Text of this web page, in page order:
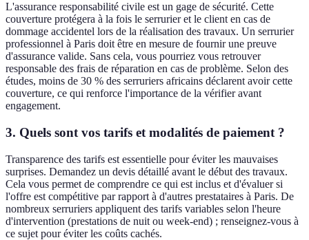
L'assurance responsabilité civile est un gage de sécurité. Cette
couverture protégera à la fois le serrurier et le client en cas de
dommage accidentel lors de la réalisation des travaux. Un serrurier
professionnel à Paris doit être en mesure de fournir une preuve
d'assurance valide. Sans cela, vous pourriez vous retrouver
responsable des frais de réparation en cas de problème. Selon des
études, moins de 30 % des serruriers africains déclarent avoir cette
couverture, ce qui renforce l'importance de la vérifier avant
engagement.
3. Quels sont vos tarifs et modalités de paiement ?
Transparence des tarifs est essentielle pour éviter les mauvaises
surprises. Demandez un devis détaillé avant le début des travaux.
Cela vous permet de comprendre ce qui est inclus et d'évaluer si
l'offre est compétitive par rapport à d'autres prestataires à Paris. De
nombreux serruriers appliquent des tarifs variables selon l'heure
d'intervention (prestations de nuit ou week-end) ; renseignez-vous à
ce sujet pour éviter les coûts cachés.